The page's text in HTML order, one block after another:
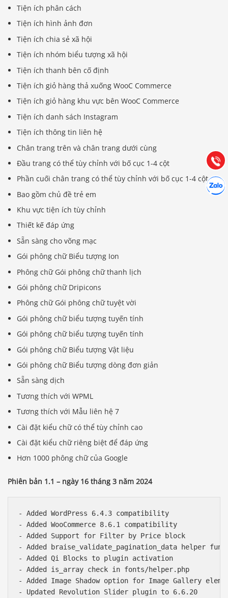
Tiện ích phân cách
Tiện ích hình ảnh đơn
Tiện ích chia sẻ xã hội
Tiện ích nhóm biểu tượng xã hội
Tiện ích thanh bên cố định
Tiện ích giỏ hàng thả xuống WooC Commerce
Tiện ích giỏ hàng khu vực bên WooC Commerce
Tiện ích danh sách Instagram
Tiện ích thông tin liên hệ
Chân trang trên và chân trang dưới cùng
Đầu trang có thể tùy chỉnh với bố cục 1-4 cột
Phần cuối chân trang có thể tùy chỉnh với bố cục 1-4 cột
Bao gồm chủ đề trẻ em
Khu vực tiện ích tùy chỉnh
Thiết kế đáp ứng
Sẵn sàng cho võng mạc
Gói phông chữ Biểu tượng Ion
Phông chữ Gói phông chữ thanh lịch
Gói phông chữ Dripicons
Phông chữ Gói phông chữ tuyệt vời
Gói phông chữ biểu tượng tuyến tính
Gói phông chữ biểu tượng tuyến tính
Gói phông chữ Biểu tượng Vật liệu
Gói phông chữ Biểu tượng dòng đơn giản
Sẵn sàng dịch
Tương thích với WPML
Tương thích với Mẫu liên hệ 7
Cài đặt kiểu chữ có thể tùy chỉnh cao
Cài đặt kiểu chữ riêng biệt để đáp ứng
Hơn 1000 phông chữ của Google
Phiên bản 1.1 – ngày 16 tháng 3 năm 2024
- Added WordPress 6.4.3 compatibility
- Added WooCommerce 8.6.1 compatibility
- Added Support for Filter by Price block
- Added braise_validate_pagination_data helper
- Added Qi Blocks to plugin activation
- Added is_array check in fonts/helper.php
- Added Image Shadow option for Image Gallery
- Updated Revolution Slider plugin to 6.6.20
Gọi
Báo giá & Đặt hàng:
(028) 22.166.144
Chát
Tư vấn
Hợp tác